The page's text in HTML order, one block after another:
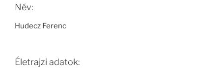
Név:
Hudecz Ferenc
Életrajzi adatok: